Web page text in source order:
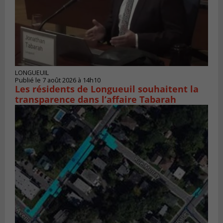
LONGUEUIL
Publié le 7 août 2026 à 14h10
Les résidents de Longueuil souhaitent la
transparence dans l’affaire Tabarah